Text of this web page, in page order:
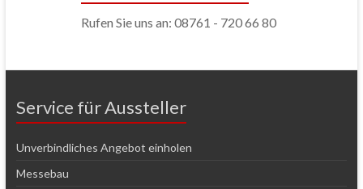
Rufen Sie uns an: 08761 - 720 66 80
Service für Aussteller
Unverbindliches Angebot einholen
Messebau